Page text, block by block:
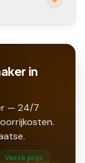
in
— 24/7
Vaste prijs